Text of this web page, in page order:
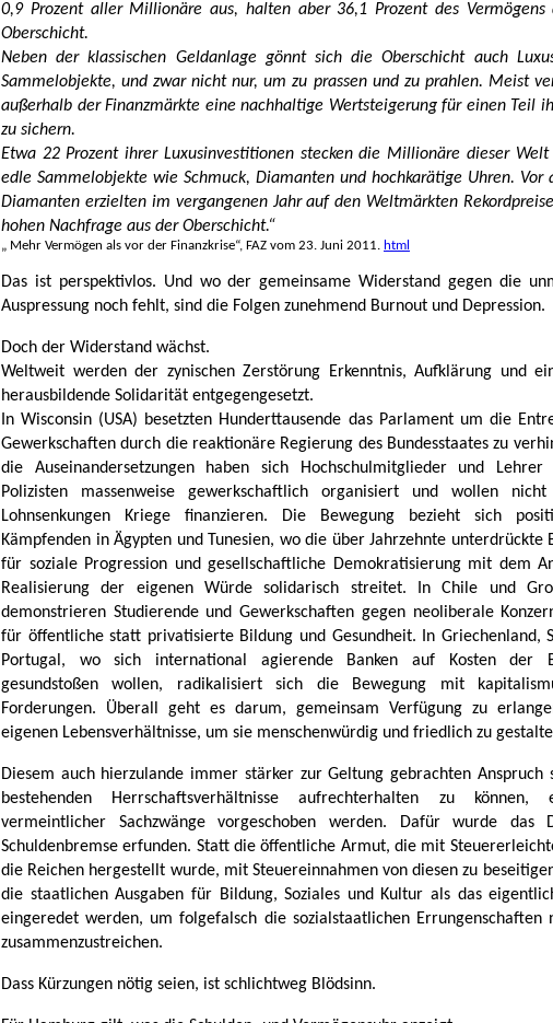
0,9 Prozent aller Millionäre aus, halten aber 36,1 Prozent des Vermögens
Oberschicht.
Neben der klassischen Geldanlage gönnt sich die Oberschicht auch
Sammelobjekte, und zwar nicht nur, um zu prassen und zu prahlen. Meist
außerhalb der Finanzmärkte eine nachhaltige Wertsteigerung für einen Teil
zu sichern.
Etwa 22 Prozent ihrer Luxusinvestitionen stecken die Millionäre dieser
edle Sammelobjekte wie Schmuck, Diamanten und hochkarätige Uhren. Vor
Diamanten erzielten im vergangenen Jahr auf den Weltmärkten
hohen Nachfrage aus der Oberschicht.“
„ Mehr Vermögen als vor der Finanzkrise“, FAZ vom 23. Juni 2011. html
Das ist perspektivlos. Und wo der gemeinsame Widerstand gegen die
Auspressung noch fehlt, sind die Folgen zunehmend Burnout und Depression.
Doch der Widerstand wächst.
Weltweit werden der zynischen Zerstörung Erkenntnis, Aufklärung und
herausbildende Solidarität entgegengesetzt.
In Wisconsin (USA) besetzten Hunderttausende das Parlament um die
Gewerkschaften durch die reaktionäre Regierung des Bundesstaates zu
die Auseinandersetzungen haben sich Hochschulmitglieder und
Polizisten massenweise gewerkschaftlich organisiert und wollen
Lohnsenkungen Kriege finanzieren. Die Bewegung bezieht sich
Kämpfenden in Ägypten und Tunesien, wo die über Jahrzehnte unterdrückte
für soziale Progression und gesellschaftliche Demokratisierung mit dem
Realisierung der eigenen Würde solidarisch streitet. In Chile und
demonstrieren Studierende und Gewerkschaften gegen neoliberale
für öffentliche statt privatisierte Bildung und Gesundheit. In Griechenland,
Portugal, wo sich international agierende Banken auf Kosten der
gesundstoßen wollen, radikalisiert sich die Bewegung mit
Forderungen. Überall geht es darum, gemeinsam Verfügung zu
eigenen Lebensverhältnisse, um sie menschenwürdig und friedlich zu
Diesem auch hierzulande immer stärker zur Geltung gebrachten Anspruch
bestehenden Herrschaftsverhältnisse aufrechterhalten zu können,
vermeintlicher Sachzwänge vorgeschoben werden. Dafür wurde das
Schuldenbremse erfunden. Statt die öffentliche Armut, die mit
die Reichen hergestellt wurde, mit Steuereinnahmen von diesen zu
die staatlichen Ausgaben für Bildung, Soziales und Kultur als das
eingeredet werden, um folgefalsch die sozialstaatlichen Errungenschaften
zusammenzustreichen.
Dass Kürzungen nötig seien, ist schlichtweg Blödsinn.